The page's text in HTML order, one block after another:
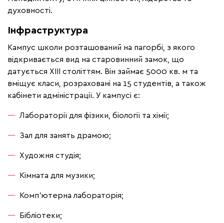
духовності.
Інфраструктура
Кампус школи розташований на пагорбі, з якого
відкривається вид на старовинний замок, що
датується XIII століттям. Він займає 5000 кв. м та
вміщує класи, розраховані на 15 студентів, а також
кабінети адміністрації. У кампусі є:
Лабораторії для фізики, біології та хімії;
Зал для занять драмою;
Художня студія;
Кімната для музики;
Комп'ютерна лабораторія;
Бібліотеки;